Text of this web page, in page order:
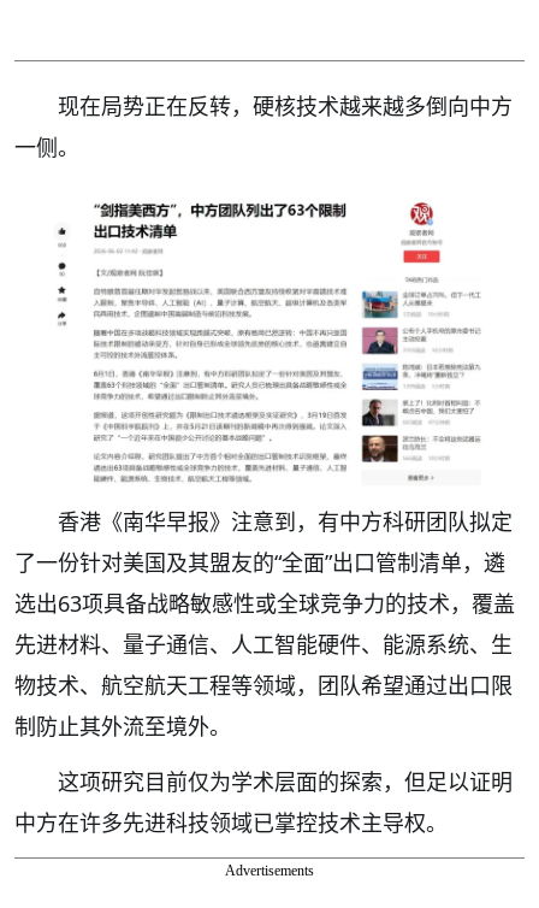
现在局势正在反转，硬核技术越来越多倒向中方
一侧。
香港《南华早报》注意到，有中方科研团队拟定
了一份针对美国及其盟友的“全面”出口管制清单，遴
选出63项具备战略敏感性或全球竞争力的技术，覆盖
先进材料、量子通信、人工智能硬件、能源系统、生
物技术、航空航天工程等领域，团队希望通过出口限
制防止其外流至境外。
这项研究目前仅为学术层面的探索，但足以证明
中方在许多先进科技领域已掌控技术主导权。
Advertisements